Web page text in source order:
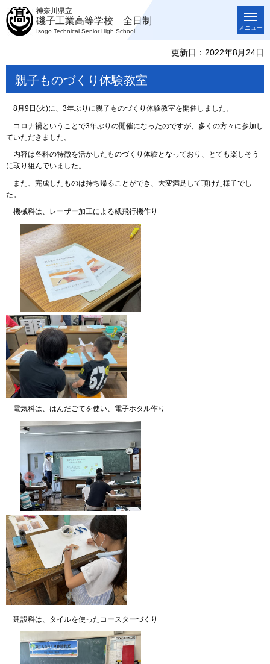
神奈川県立
磯子工業高等学校 全日制
Isogo Technical Senior High School
メニュー
更新日：2022年8月24日
親子ものづくり体験教室
8月9日(火)に、3年ぶりに親子ものづくり体験教室を開催しました。
コロナ禍ということで3年ぶりの開催になったのですが、多くの方々に参加し
ていただきました。
内容は各科の特徴を活かしたものづくり体験となっており、とても楽しそう
に取り組んでいました。
また、完成したものは持ち帰ることができ、大変満足して頂けた様子でし
た。
機械科は、レーザー加工による紙飛行機作り
電気科は、はんだごてを使い、電子ホタル作り
建設科は、タイルを使ったコースターづくり